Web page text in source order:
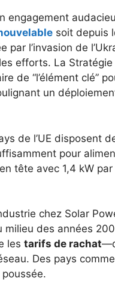
engagement
soit depuis
par l’invasion de
efforts. La Stratégie
de “l’élément clé”
un
de l’UE disposent
pour
tête avec 1,4 kW
chez Solar
milieu des années
les tarifs de rachat
Des pays